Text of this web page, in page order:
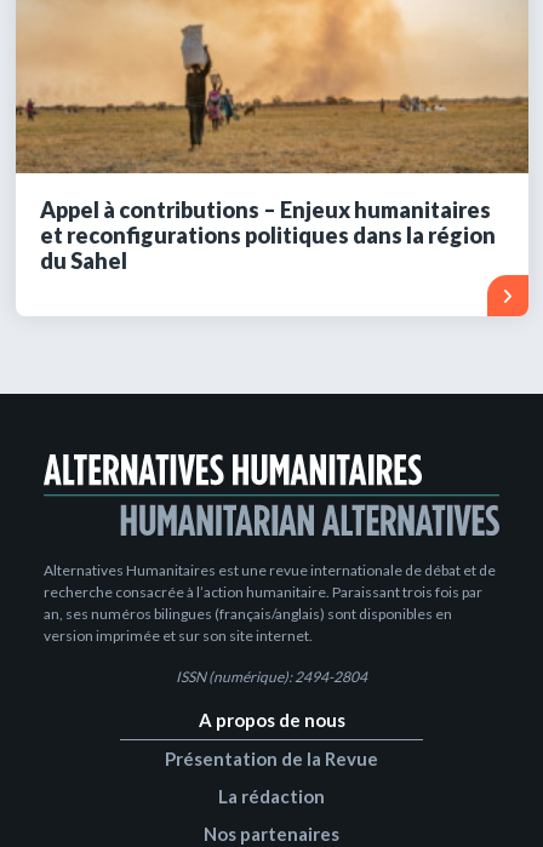
Appel à contributions – Enjeux humanitaires
et reconfigurations politiques dans la région
du Sahel
Alternatives Humanitaires est une revue internationale de débat et de
recherche consacrée à l’action humanitaire. Paraissant trois fois par
an, ses numéros bilingues (français/anglais) sont disponibles en
version imprimée et sur son site internet.
ISSN (numérique): 2494-2804
A propos de nous
Présentation de la Revue
La rédaction
Nos partenaires